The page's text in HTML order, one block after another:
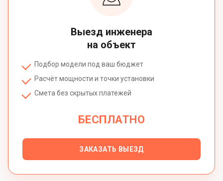
Выезд инженера
на объект
Подбор модели под ваш бюджет
Расчёт мощности и точки установки
Смета без скрытых платежей
БЕСПЛАТНО
ЗАКАЗАТЬ ВЫЕЗД